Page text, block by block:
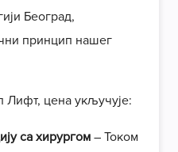
Београд,
принцип нашег
Лифт, цена укључује:
са хирургом – Током